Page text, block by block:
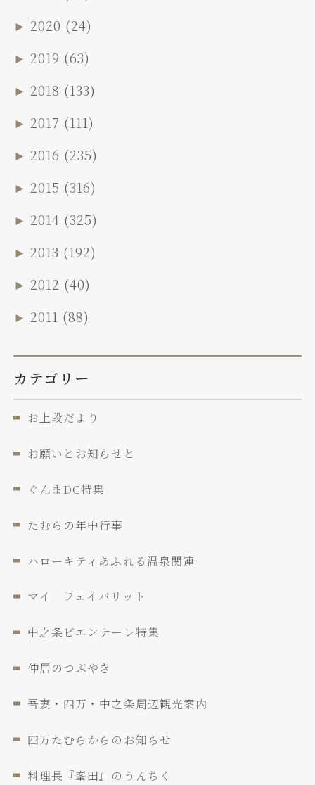
► 2020 (24)
► 2019 (63)
► 2018 (133)
► 2017 (111)
► 2016 (235)
► 2015 (316)
► 2014 (325)
► 2013 (192)
► 2012 (40)
► 2011 (88)
カテゴリー
お上段だより
お願いとお知らせと
ぐんまDC特集
たむらの年中行事
ハローキティあふれる温泉関連
マイ フェイバリット
中之条ビエンナーレ特集
仲居のつぶやき
吾妻・四万・中之条周辺観光案内
四万たむらからのお知らせ
料理長『峯田』のうんちく